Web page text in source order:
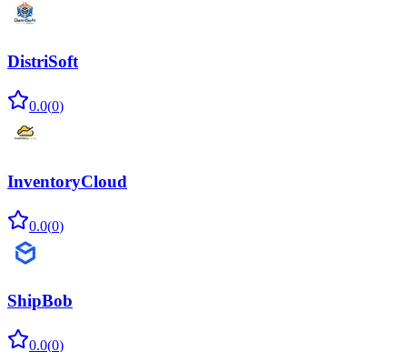
DistriSoft
0.0(0)
InventoryCloud
0.0(0)
ShipBob
0.0(0)